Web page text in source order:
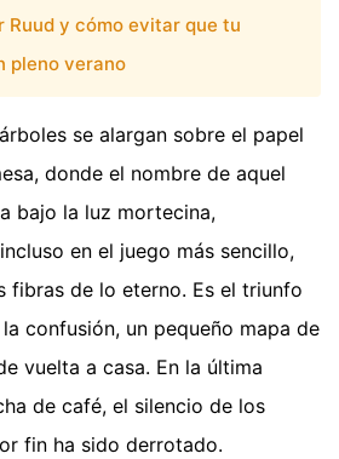
Ruud y cómo evitar que tu
pleno verano
se alargan sobre el papel
donde el nombre de aquel
bajo la luz mortecina,
en el juego más sencillo,
fibras de lo eterno. Es el triunfo
confusión, un pequeño mapa de
vuelta a casa. En la última
de café, el silencio de los
fin ha sido derrotado.